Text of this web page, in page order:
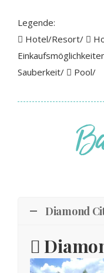
Legende:
Hotel/Resort/
Sauberkeit/
Pool/
Diamond